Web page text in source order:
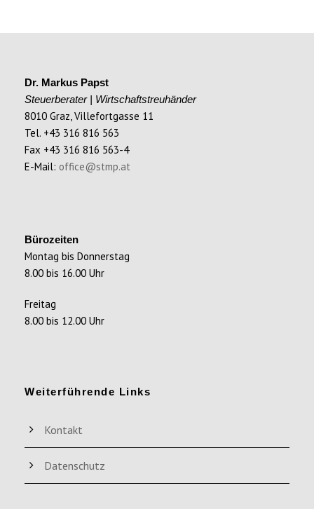
Dr. Markus Papst
Steuerberater | Wirtschaftstreuhänder
8010 Graz, Villefortgasse 11
Tel. +43 316 816 563
Fax +43 316 816 563-4
E-Mail: office@stmp.at
Bürozeiten
Montag bis Donnerstag
8.00 bis 16.00 Uhr
Freitag
8.00 bis 12.00 Uhr
Weiterführende Links
Kontakt
Datenschutz